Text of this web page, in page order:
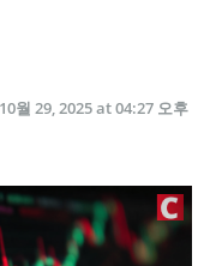
10월 29, 2025 at 04:27 오후